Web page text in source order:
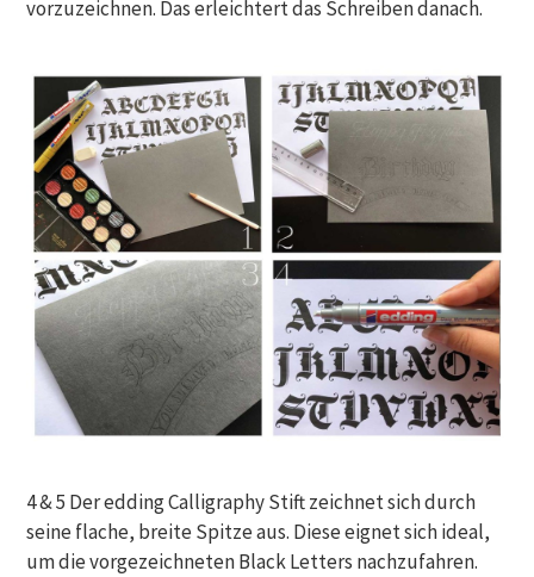
vorzuzeichnen. Das erleichtert das Schreiben danach.
4 & 5 Der edding Calligraphy Stift zeichnet sich durch
seine flache, breite Spitze aus. Diese eignet sich ideal,
um die vorgezeichneten Black Letters nachzufahren.